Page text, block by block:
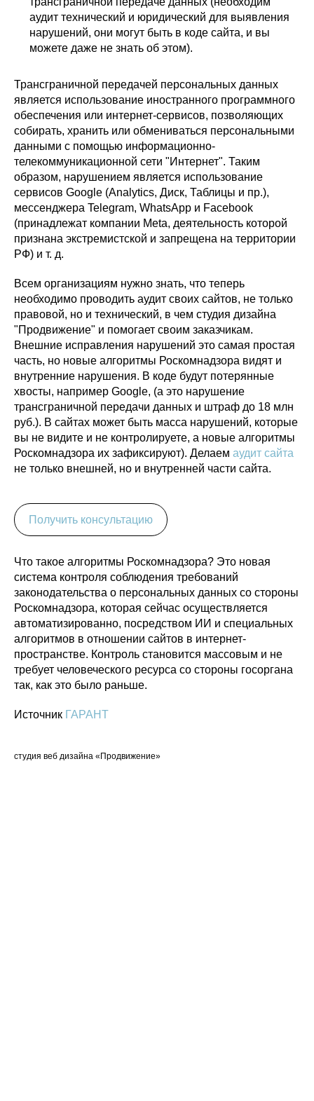
аудит технический и юридический для выявления
нарушений, они могут быть в коде сайта, и вы
можете даже не знать об этом).
Трансграничной передачей персональных данных
является использование иностранного программного
обеспечения или интернет-сервисов, позволяющих
собирать, хранить или обмениваться персональными
данными с помощью информационно-
телекоммуникационной сети "Интернет". Таким
образом, нарушением является использование
сервисов Google (Analytics, Диск, Таблицы и пр.),
мессенджера Telegram, WhatsApp и Facebook
(принадлежат компании Meta, деятельность которой
признана экстремистской и запрещена на территории
РФ) и т. д.
Всем организациям нужно знать, что теперь
необходимо проводить аудит своих сайтов, не только
правовой, но и технический, в чем студия дизайна
"Продвижение" и помогает своим заказчикам.
Внешние исправления нарушений это самая простая
часть, но новые алгоритмы Роскомнадзора видят и
внутренние нарушения. В коде будут потерянные
хвосты, например Google, (а это нарушение
трансграничной передачи данных и штраф до 18 млн
руб.). В сайтах может быть масса нарушений, которые
вы не видите и не контролируете, а новые алгоритмы
Роскомнадзора их зафиксируют). Делаем аудит сайта
не только внешней, но и внутренней части сайта.
Получить консультацию
Что такое алгоритмы Роскомнадзора? Это новая
система контроля соблюдения требований
законодательства о персональных данных со стороны
Роскомнадзора, которая сейчас осуществляется
автоматизированно, посредством ИИ и специальных
алгоритмов в отношении сайтов в интернет-
пространстве. Контроль становится массовым и не
требует человеческого ресурса со стороны госоргана
так, как это было раньше.
Источник ГАРАНТ
студия веб дизайна «Продвижение»